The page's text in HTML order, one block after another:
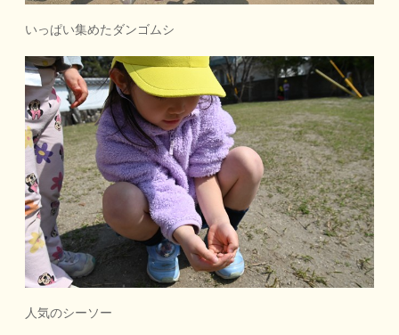
いっぱい集めたダンゴムシ
人気のシーソー